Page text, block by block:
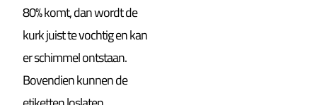
80% komt, dan wordt de
kurk juist te vochtig en kan
er schimmel ontstaan.
Bovendien kunnen de